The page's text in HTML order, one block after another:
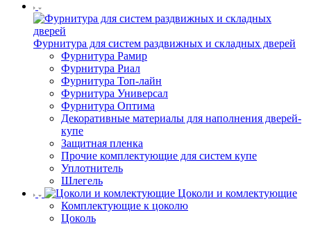
Фурнитура для систем раздвижных и складных дверей
Фурнитура Рамир
Фурнитура Риал
Фурнитура Топ-лайн
Фурнитура Универсал
Фурнитура Оптима
Декоративные материалы для наполнения дверей-
купе
Защитная пленка
Прочие комплектующие для систем купе
Уплотнитель
Шлегель
Цоколи и комлектующие
Комплектующие к цоколю
Цоколь